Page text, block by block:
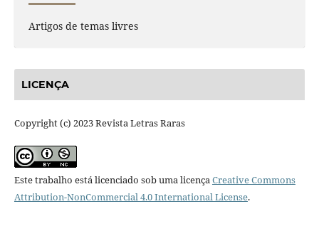
Artigos de temas livres
LICENÇA
Copyright (c) 2023 Revista Letras Raras
Este trabalho está licenciado sob uma licençaCreative Commons
Attribution-NonCommercial 4.0 International License.